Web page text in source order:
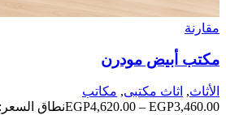
مقارنة
مكتب أبيض مودرن
الأثاث, اثاث مكتبى, مكاتب
EGP3,460.00
–
EGP4,620.00